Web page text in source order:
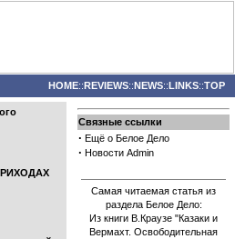
HOME::REVIEWS::NEWS::LINKS::TOP
Связные ссылки
· Ещё о Белое Дело
· Новости Admin
Самая читаемая статья из
раздела Белое Дело:
Из книги В.Краузе "Казаки и
Вермахт. Освободительная